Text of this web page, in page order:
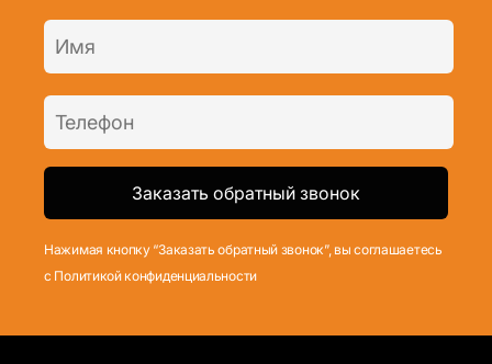
Нажимая кнопку “Заказать обратный звонок”, вы соглашаетесь
с Политикой конфиденциальности